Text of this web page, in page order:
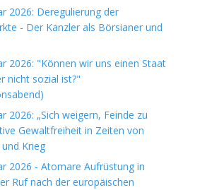
2026: Deregulierung der
- Der Kanzler als Börsianer und
2026: "Können wir uns einen Staat
nicht sozial ist?"
2026: „Sich weigern, Feinde zu
Gewaltfreiheit in Zeiten von
Krieg
2026 - Atomare Aufrüstung in
Ruf nach der europäischen